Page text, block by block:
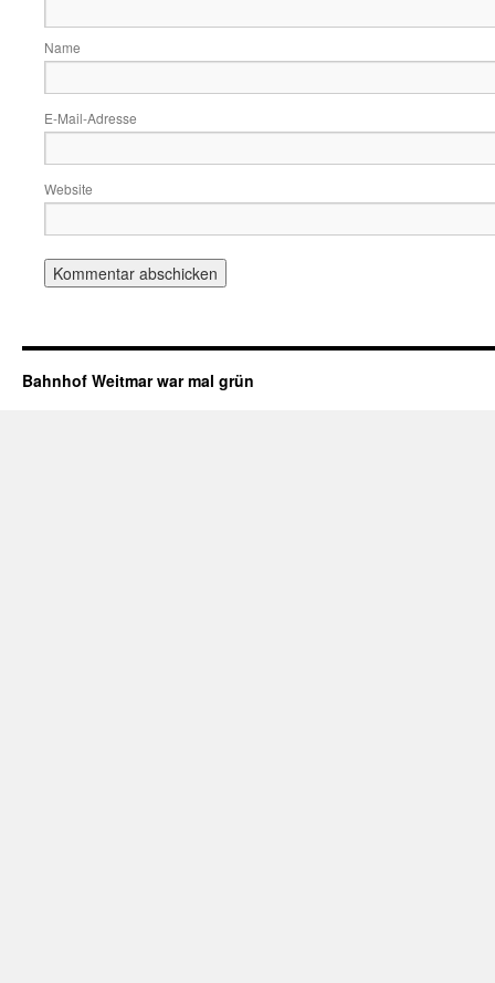
Name
E-Mail-Adresse
Website
Bahnhof Weitmar war mal grün